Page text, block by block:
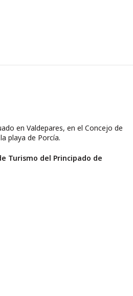
en Valdepares, en el Concejo de
playa de Porcía.
Turismo del Principado de